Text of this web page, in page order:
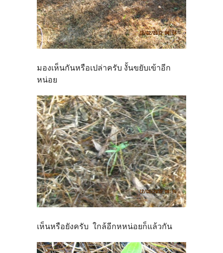
มองเห็นกันหรือเปล่าครับ งั้นขยับเข้าอีก
หน่อย
เห็นหรือยังครับ ใกล้อีกหหน่อยก็แล้วกัน